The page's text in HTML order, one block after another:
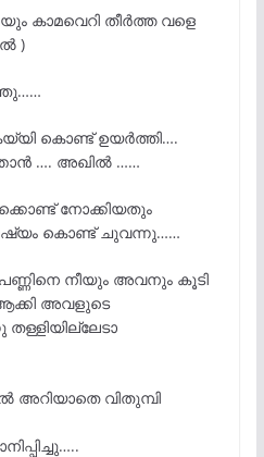
കാമവെറി തീർത്ത വളെ
)
കൊണ്ട് ഉയർത്തി….
…. അഖിൽ ……
നോക്കിയതും
കൊണ്ട് ചുവന്നു……
നീയും അവനും കൂടി
അവളുടെ
വിതുമ്പി